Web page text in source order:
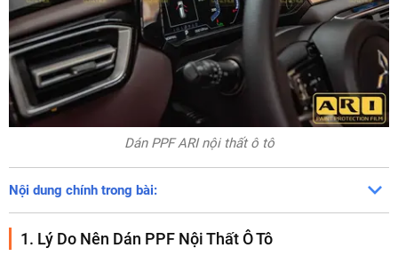
Dán PPF ARI nội thất ô tô
Nội dung chính trong bài:
1. Lý Do Nên Dán PPF Nội Thất Ô Tô